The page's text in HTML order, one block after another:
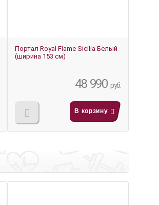
Портал Royal Flame Sicilia Белый
(ширина 153 см)
48 990 руб.
В корзину